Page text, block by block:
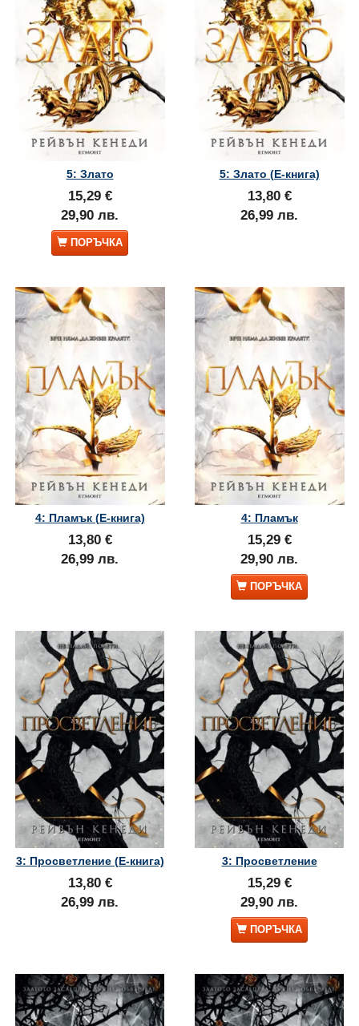
5: Злато
15,29 €
29,90 лв.
ПОРЪЧКА
5: Злато (Е-книга)
13,80 €
26,99 лв.
4: Пламък (Е-книга)
13,80 €
26,99 лв.
4: Пламък
15,29 €
29,90 лв.
ПОРЪЧКА
3: Просветление (Е-книга)
13,80 €
26,99 лв.
3: Просветление
15,29 €
29,90 лв.
ПОРЪЧКА